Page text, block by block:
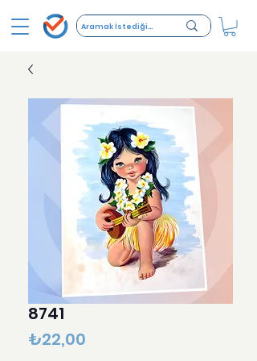
8741
₺22,00